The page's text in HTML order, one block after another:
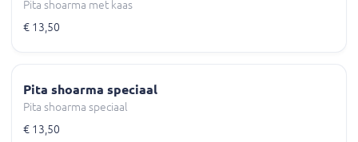
Pita shoarma met kaas
€ 13,50
Pita shoarma speciaal
Pita shoarma speciaal
€ 13,50